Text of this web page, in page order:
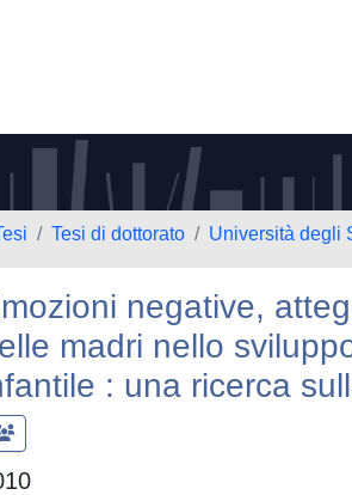
Tesi di dottorato Università degli
negative,
madri nello
: una ricerca